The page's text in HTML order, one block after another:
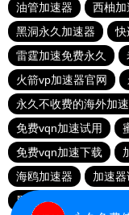
油管加速器
西柚加
黑洞永久加速器
快
雷霆加速免费永久
火箭vp加速器官网
永久不收费的海外加
免费vqn加速试用
免费vqn加速下载
海鸥加速器
加速
黑洞加速